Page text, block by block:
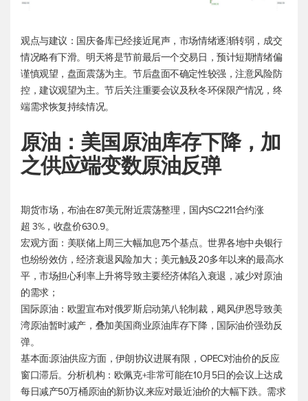
观点与建议：国庆备库已经接近尾声，市场情绪逐渐转弱，成交
情况略有下滑。明天将是节前最后一个交易日，预计短期情绪偏
谨慎观望，盘面震荡为主。节后盘面不确定性较强，注意风险防
控，建议观望为主。节后关注重要会议及秋冬环保限产情况，终
端需求恢复持续情况。
原油：美国原油库存下降，加
之供应端变数原油反弹
期货市场，布油在87美元附近震荡整理，国内SC2211合约涨
超 3%，收盘价630.9。
宏观方面：美联储上周三大幅加息75个基点。世界各地中央银行
也纷纷效仿，经济衰退风险加大；美元触及20多年以来的最高水
平，市场担心利率上升将导致主要经济体陷入衰退，减少对原油
的需求；
国际原油：欧盟宣布对俄罗斯启动第八轮制裁，飓风伊恩导致美
湾原油暂时减产，叠加美国商业原油库存下降，国际油价强劲反
弹。
基本面:原油供应方面，伊朗协议进展有限，OPEC对油价的反应
窗口滞后。分析机构：欧佩克+非常可能在10月5日的会议上达成
每日减产50万桶原油的新协议,来应对最近油价的大幅下跌。需求